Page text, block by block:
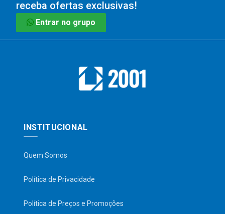
receba ofertas exclusivas!
Entrar no grupo
INSTITUCIONAL
Quem Somos
Política de Privacidade
Política de Preços e Promoções